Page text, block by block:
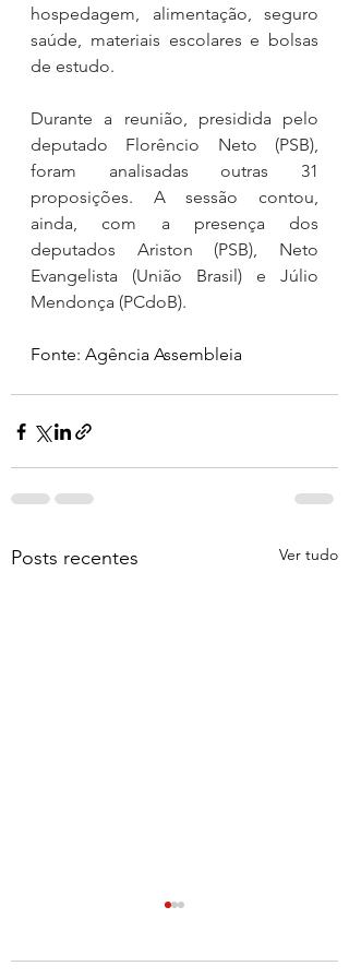
hospedagem, alimentação, seguro
saúde, materiais escolares e bolsas
de estudo.
Durante a reunião, presidida pelo
deputado Florêncio Neto (PSB),
foram analisadas outras 31
proposições. A sessão contou,
ainda, com a presença dos
deputados Ariston (PSB), Neto
Evangelista (União Brasil) e Júlio
Mendonça (PCdoB).
Fonte: Agência Assembleia
Posts recentes Ver tudo